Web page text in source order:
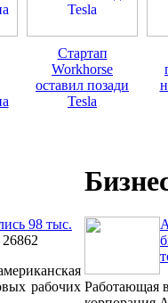
Стартап
Workhorse
оставил позади
Tesla
98 тыс.
26862
рабочих Работающая